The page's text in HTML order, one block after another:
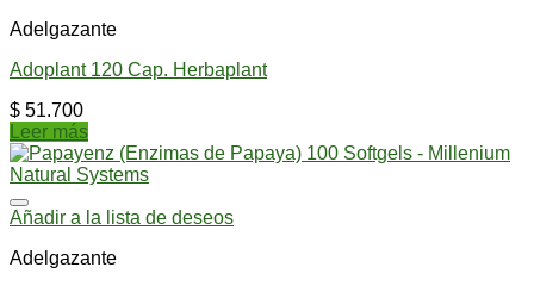
Adelgazante
Adoplant 120 Cap. Herbaplant
$ 51.700
Leer más
Añadir a la lista de deseos
Adelgazante